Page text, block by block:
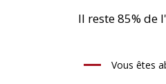
Il reste 85% de
Vous êtes